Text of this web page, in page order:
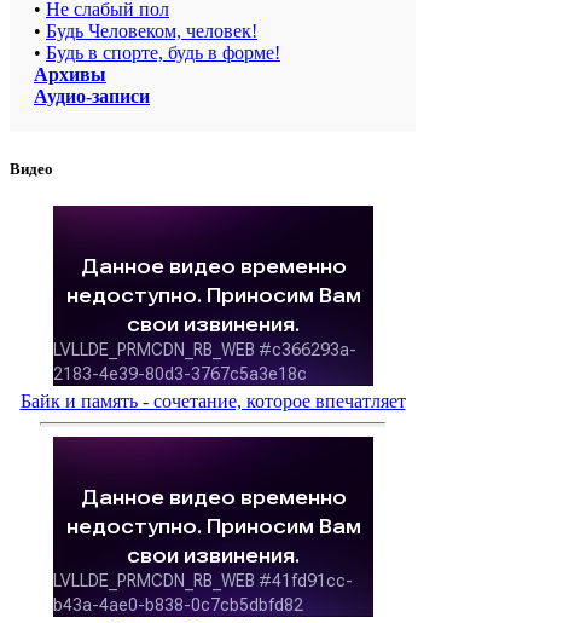
• Не слабый пол
• Будь Человеком, человек!
• Будь в спорте, будь в форме!
Архивы
Аудио-записи
Видео
Байк и память - сочетание, которое впечатляет